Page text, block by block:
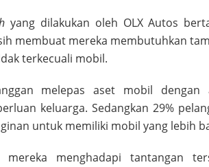
yang dilakukan oleh OLX Autos
membuat mereka membutuhkan
terkecuali mobil.
melepas aset mobil dengan
keluarga. Sedangkan 29%
untuk memiliki mobil yang lebih
menghadapi tantangan